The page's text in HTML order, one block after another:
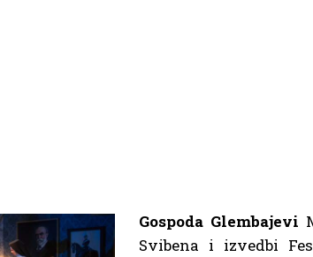
Gospoda Glembajevi
Svibena i izvedbi